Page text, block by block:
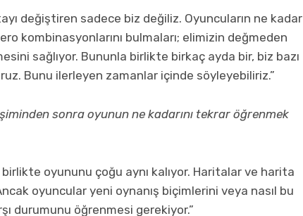
değiştiren sadece biz değiliz. Oyuncuların ne kadar
kombinasyonlarını bulmaları; elimizin değmeden
sağlıyor. Bununla birlikte birkaç ayda bir, biz bazı
Bunu ilerleyen zamanlar içinde söyleyebiliriz.”
sonra oyunun ne kadarını tekrar öğrenmek
oyununu çoğu aynı kalıyor. Haritalar ve harita
oyuncular yeni oynanış biçimlerini veya nasıl bu
durumunu öğrenmesi gerekiyor.”